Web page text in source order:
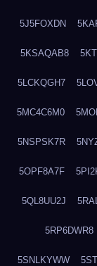
5J5FOXDN
5KSAQAB8
5LCKQGH7
5MC4C6M0
5NSPSK7R
5OPF8A7F
5QL8UU2J
5RP6DWR8
5SNLKYWW